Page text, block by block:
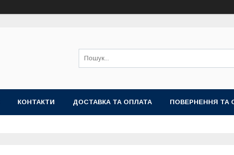
КОНТАКТИ ДОСТАВКА ТА ОПЛАТА ПОВЕРНЕННЯ ТА